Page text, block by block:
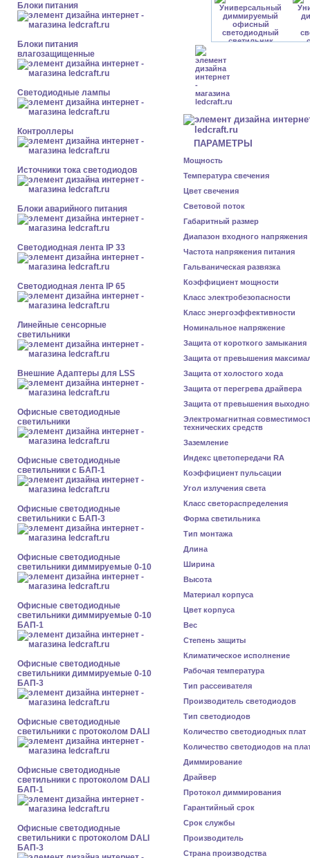
Блоки питания
Блоки питания
влагозащищенные
Светодиодные лампы
Контроллеры
Источники тока светодиодов
Блоки аварийного питания
Светодиодная лента IP 33
Светодиодная лента IP 65
Линейные сенсорные
светильники
Внешние Адаптеры для LSS
Офисные светодиодные
светильники
Офисные светодиодные
светильники с БАП-1
Офисные светодиодные
светильники с БАП-3
Офисные светодиодные
светильники диммируемые 0-10
Офисные светодиодные
светильники диммируемые 0-10
БАП-1
Офисные светодиодные
светильники диммируемые 0-10
БАП-3
Офисные светодиодные
светильники с протоколом DALI
Офисные светодиодные
светильники с протоколом DALI
БАП-1
Офисные светодиодные
светильники с протоколом DALI
БАП-3
ПАРАМЕТРЫ
Мощность
Температура свечения
Цвет свечения
Световой поток
Габаритный размер
Диапазон входного напряжения
Частота напряжения питания
Гальваническая развязка
Коэффициент мощности
Класс электробезопасности
Класс энергоэффективности
Номинальное напряжение
Защита от короткого замыкания
Защита от превышения
Защита от холостого хода
Защита от перегрева драйвера
Защита от превышения
Электромагнитная
технических средств
Заземление
Индекс цветопередачи RA
Коэффициент пульсации
Угол излучения света
Класс светораспределения
Форма светильника
Тип монтажа
Длина
Ширина
Высота
Материал корпуса
Цвет корпуса
Вес
Степень защиты
Климатическое исполнение
Рабочая температура
Тип рассеивателя
Производитель светодиодов
Тип светодиодов
Количество светодиодных плат
Количество светодиодов на
Диммирование
Драйвер
Протокол диммирования
Гарантийный срок
Срок службы
Производитель
Страна производства